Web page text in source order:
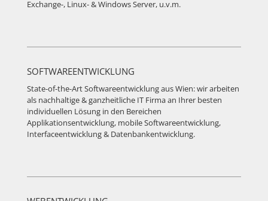
Exchange-, Linux- & Windows Server, u.v.m.
SOFTWAREENTWICKLUNG
State-of-the-Art Softwareentwicklung aus Wien: wir arbeiten
als nachhaltige & ganzheitliche IT Firma an Ihrer besten
individuellen Lösung in den Bereichen
Applikationsentwicklung, mobile Softwareentwicklung,
Interfaceentwicklung & Datenbankentwicklung.